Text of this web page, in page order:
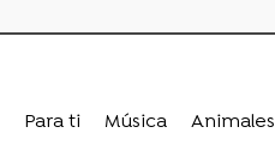
Para ti Música Animales